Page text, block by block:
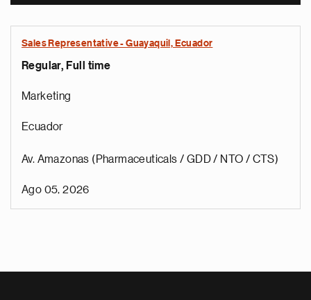
Sales Representative - Guayaquil, Ecuador
Regular, Full time
Marketing
Ecuador
Av. Amazonas (Pharmaceuticals / GDD / NTO / CTS)
Ago 05, 2026